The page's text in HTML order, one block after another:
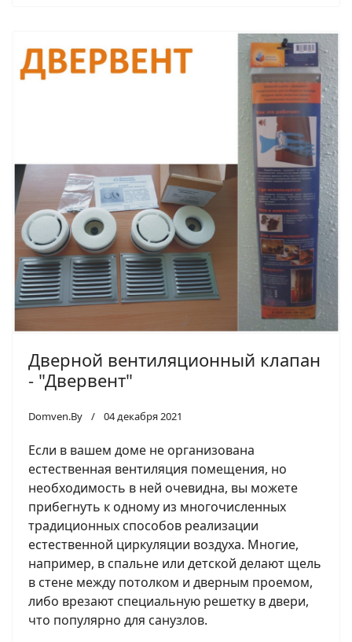
Дверной вентиляционный клапан
- "Двервент"
Domven.By 04 декабря 2021
Если в вашем доме не организована
естественная вентиляция помещения, но
необходимость в ней очевидна, вы можете
прибегнуть к одному из многочисленных
традиционных способов реализации
естественной циркуляции воздуха. Многие,
например, в спальне или детской делают щель
в стене между потолком и дверным проемом,
либо врезают специальную решетку в двери,
что популярно для санузлов.